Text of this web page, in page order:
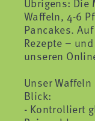
Waffeln, 4-6
Pancakes.
Rezepte –
unseren
Unser
Blick:
- Kontrolliert